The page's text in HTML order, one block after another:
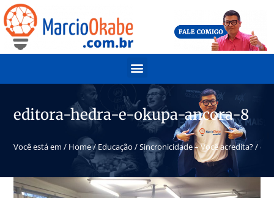
editora-hedra-e-okupa-ancora-8
Você está em / Home/Educação /Sincronicidade – Você acredita?/